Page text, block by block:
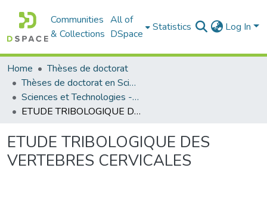
Communities
& Collections
All of
DSpace
Statistics Log In
Home
Thèses de doctorat
Thèses de doctorat en Sciences
Sciences et Technologies - العلوم و التكنولوجيا
ETUDE TRIBOLOGIQUE DES VERTEBRES CERVICALES
ETUDE TRIBOLOGIQUE DES
VERTEBRES CERVICALES